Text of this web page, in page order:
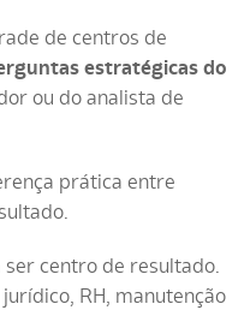
de centros de
estratégicas do
ou do analista de
prática entre
centro de resultado.
RH, manutenção